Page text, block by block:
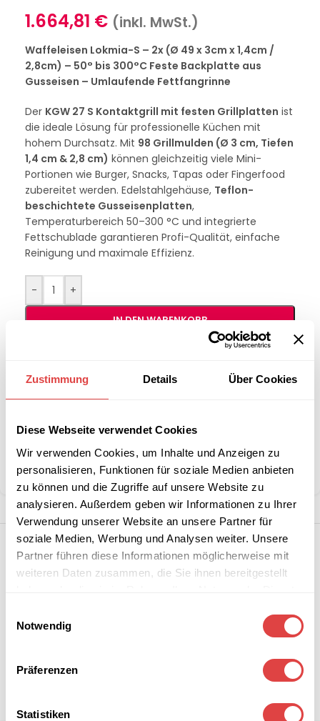
Zustimmung Details Über Cookies
Diese Webseite verwendet Cookies
Wir verwenden Cookies, um Inhalte und Anzeigen zu
personalisieren, Funktionen für soziale Medien anbieten
zu können und die Zugriffe auf unsere Website zu
analysieren. Außerdem geben wir Informationen zu Ihrer
Verwendung unserer Website an unsere Partner für
soziale Medien, Werbung und Analysen weiter. Unsere
Partner führen diese Informationen möglicherweise mit
weiteren Daten zusammen, die Sie ihnen bereitgestellt
Notwendig
Präferenzen
Statistiken
1.664,81 € (inkl. MwSt.)
Waffeleisen Lokmia-S – 2x (Ø 49 x 3cm x 1,4cm /
2,8cm) – 50° bis 300°C Feste Backplatte aus
Gusseisen – Umlaufende Fettfangrinne
Der KGW 27 S Kontaktgrill mit festen Grillplatten ist
die ideale Lösung für professionelle Küchen mit
hohem Durchsatz. Mit 98 Grillmulden (Ø 3 cm, Tiefen
1,4 cm & 2,8 cm) können gleichzeitig viele Mini-
Portionen wie Burger, Snacks, Tapas oder Fingerfood
zubereitet werden. Edelstahlgehäuse, Teflon-
beschichtete Gusseisenplatten,
Temperaturbereich 50–300 °C und integrierte
Fettschublade garantieren Profi-Qualität, einfache
Reinigung und maximale Effizienz.
- +
IN DEN WARENKORB
größeren
Stückzahlen?
B2B-Angebot
anfordern
Kategorie: Waffel-, Pancake- & Crepeeisen
Teilen: